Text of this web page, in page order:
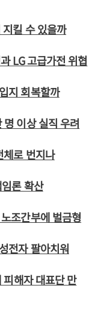
킬 수 있을까
LG 고급가전 위협
지 회복할까
이상 실직 우려
로 번지나
론 확산
조간부에 벌금형
전자 팔아치워
해자 대표단 만